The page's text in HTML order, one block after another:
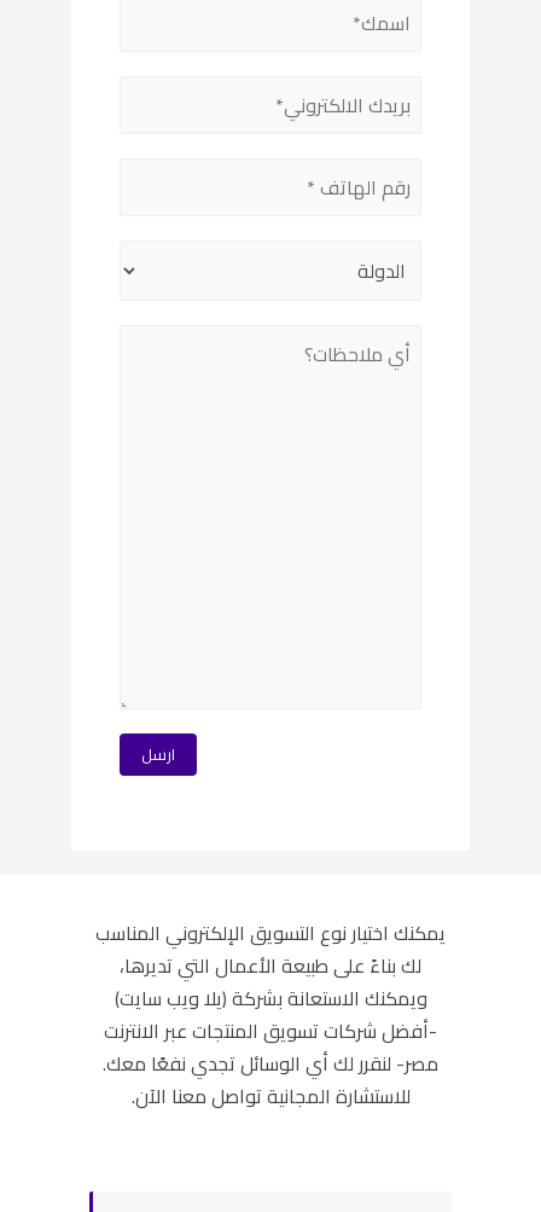
يمكنك اختيار نوع التسويق الإلكتروني المناسب
لك بناءً على طبيعة الأعمال التي تديرها،
ويمكنك الاستعانة بشركة(يلا ويب سايت)
-أفضل شركات تسويق المنتجات عبر الانترنت
مصر- لنقرر لك أي الوسائل تجدي نفعًا معك.
للاستشارة المجانية تواصل معنا الآن.